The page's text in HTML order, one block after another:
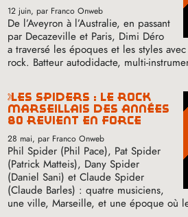
12 juin, par Franco Onweb
De l’Aveyron à l’Australie, en passant
par Decazeville et Paris, Dimi Déro
a traversé les époques et les styles
rock. Batteur autodidacte, multi-
les spiders : le rock
marseillais des années
80 revient en force
28 mai, par Franco Onweb
Phil Spider (Phil Pace), Pat Spider
(Patrick Matteis), Dany Spider
(Daniel Sani) et Claude Spider
(Claude Barles) : quatre musiciens,
une ville, Marseille, et une époque où